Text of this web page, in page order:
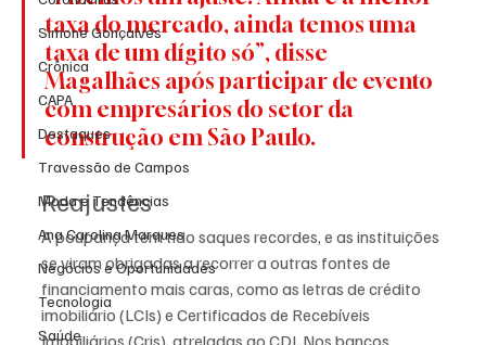
Simone Gonçalves
Crônica
CAPA
Destaques
Travessão de Campos
Moda e Tendências
Ana Carolina Marques
Negócios e Oportunidades
Tecnologia
Saúde
taxa do mercado, ainda temos uma
taxa de um dígito só”, disse
Magalhães após participar de evento
com empresários do setor da
construção em São Paulo.
Reajustes
A poupança tem tido saques recordes, e as instituições
se viram obrigadas a recorrer a outras fontes de
financiamento mais caras, como as letras de crédito
imobiliário (LCIs) e Certificados de Recebíveis
Imobiliários (Cris), atreladas ao CDI. Nos bancos